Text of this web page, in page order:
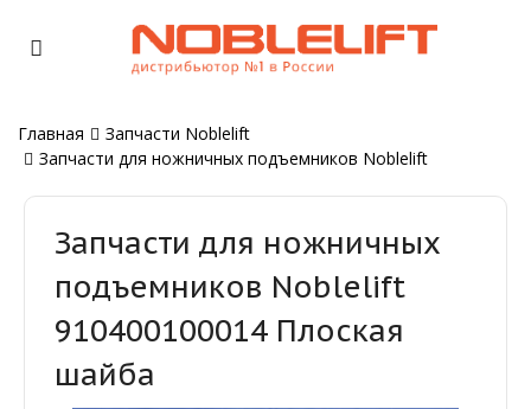
Главная
Запчасти Noblelift
Запчасти для ножничных подъемников Noblelift
Запчасти для ножничных
подъемников Noblelift
910400100014 Плоская
шайба